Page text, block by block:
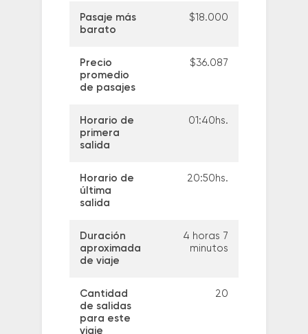
Pasaje más
barato
$18.000
Precio
promedio
de pasajes
$36.087
Horario de
primera
salida
01:40hs.
Horario de
última
salida
20:50hs.
Duración
aproximada
de viaje
4 horas 7
minutos
Cantidad
de salidas
para este
viaje
20